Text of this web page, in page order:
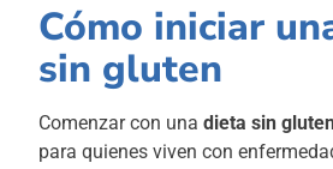
Cómo iniciar
sin gluten
Comenzar con unadieta sin
para quienes viven con